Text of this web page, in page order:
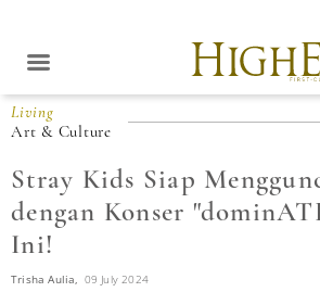
Living
Art & Culture
Stray Kids Siap
dengan Konser
Ini!
Trisha Aulia, 09 July 2024